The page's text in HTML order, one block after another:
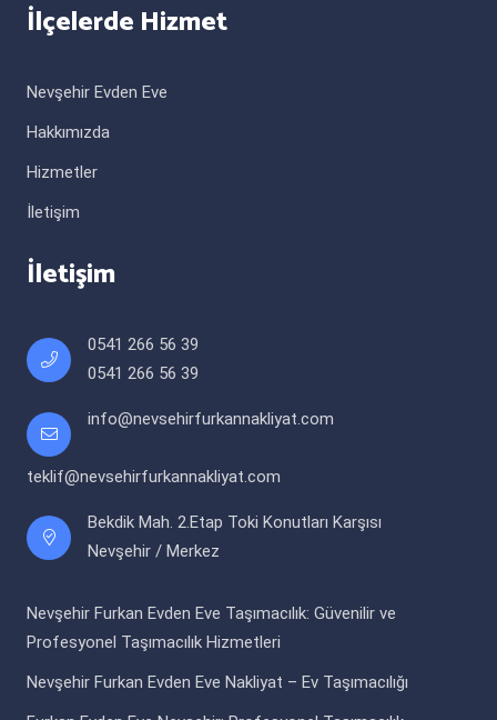
İlçelerde Hizmet
Nevşehir Evden Eve
Hakkımızda
Hizmetler
İletişim
İletişim
0541 266 56 39
0541 266 56 39
info@nevsehirfurkannakliyat.com
teklif@nevsehirfurkannakliyat.com
Bekdik Mah. 2.Etap Toki Konutları Karşısı
Nevşehir / Merkez
Nevşehir Furkan Evden Eve Taşımacılık: Güvenilir ve
Profesyonel Taşımacılık Hizmetleri
Nevşehir Furkan Evden Eve Nakliyat – Ev Taşımacılığı